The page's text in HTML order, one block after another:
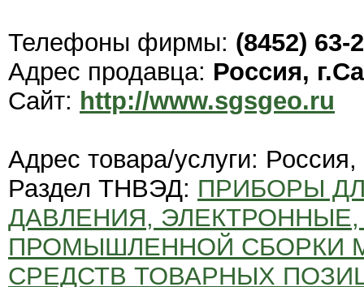
Телефоны фирмы: (8452) 63-
Адрес продавца: Россия,
Сайт: http://www.sgsgeo.ru
Адрес товара/услуги: Россия,
Раздел ТНВЭД: ПРИБОРЫ
ДАВЛЕНИЯ, ЭЛЕКТРОННЫЕ,
ПРОМЫШЛЕННОЙ СБОРКИ
СРЕДСТВ ТОВАРНЫХ